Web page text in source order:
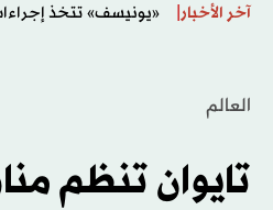
آخر الأخبار مقتل 3 بينهم طفل في «هجوم باليستي» روسي على كييف
العالم
تايوان تنظم